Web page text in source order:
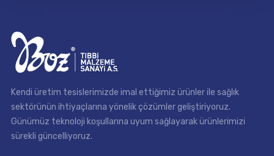
Kendi üretim tesislerimizde imal ettiğimiz ürünler ile sağlık
sektörünün ihtiyaçlarına yönelik çözümler geliştiriyoruz.
Günümüz teknoloji koşullarına uyum sağlayarak ürünlerimizi
sürekli güncelliyoruz.